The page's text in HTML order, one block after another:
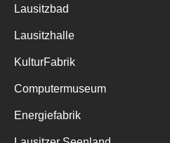
Lausitzbad
Lausitzhalle
KulturFabrik
Computermuseum
Energiefabrik